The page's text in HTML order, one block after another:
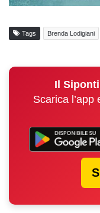
Tags Brenda Lodigiani
Il
Scarica